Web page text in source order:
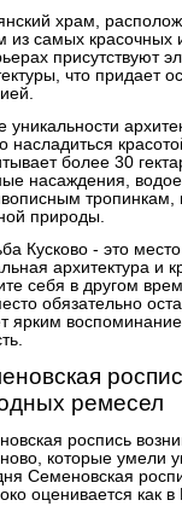
храм,
из самых красочных
присутствуют
что придает
уникальности
насладиться
более 30
насаждения,
тропинкам,
природы.
Кусково - это
архитектура и
себя в другом
обязательно
ярким
ремесел
роспись
которые умели
Семеновская
оценивается как